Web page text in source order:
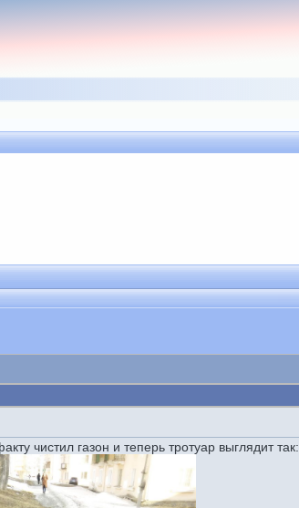
чистил газон и теперь тротуар выглядит так: